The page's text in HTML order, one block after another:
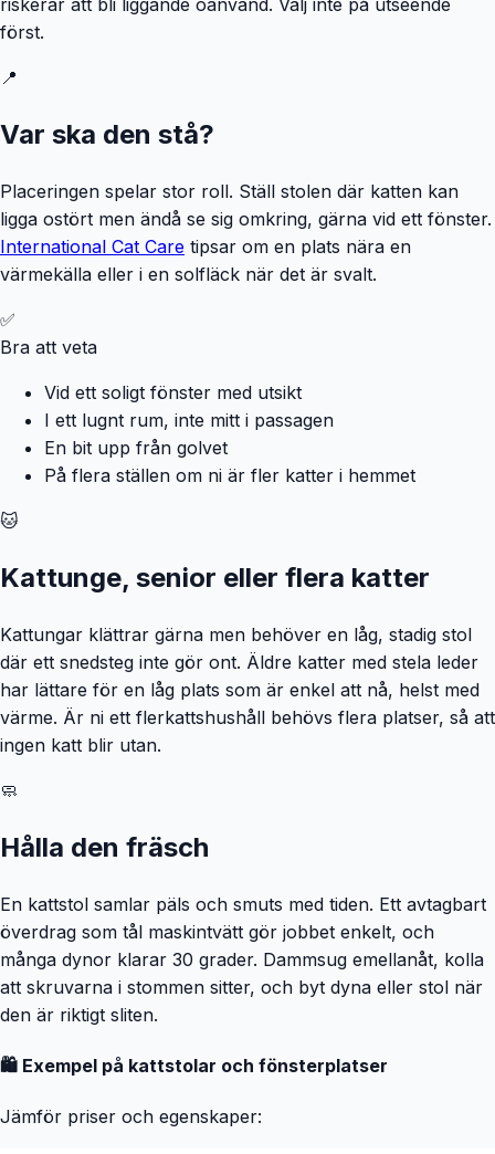
riskerar att bli liggande oanvänd. Välj inte på utseende
först.
📍
Var ska den stå?
Placeringen spelar stor roll. Ställ stolen där katten kan
ligga ostört men ändå se sig omkring, gärna vid ett fönster.
International Cat Care tipsar om en plats nära en
värmekälla eller i en solfläck när det är svalt.
✅
Bra att veta
Vid ett soligt fönster med utsikt
I ett lugnt rum, inte mitt i passagen
En bit upp från golvet
På flera ställen om ni är fler katter i hemmet
🐱
Kattunge, senior eller flera katter
Kattungar klättrar gärna men behöver en låg, stadig stol
där ett snedsteg inte gör ont. Äldre katter med stela leder
har lättare för en låg plats som är enkel att nå, helst med
värme. Är ni ett flerkattshushåll behövs flera platser, så att
ingen katt blir utan.
🧼
Hålla den fräsch
En kattstol samlar päls och smuts med tiden. Ett avtagbart
överdrag som tål maskintvätt gör jobbet enkelt, och
många dynor klarar 30 grader. Dammsug emellanåt, kolla
att skruvarna i stommen sitter, och byt dyna eller stol när
den är riktigt sliten.
🛍️ Exempel på kattstolar och fönsterplatser
Jämför priser och egenskaper: